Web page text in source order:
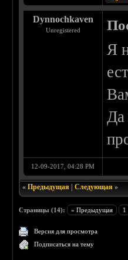
Dynnochkaven
Unregistered
Я
Да
12-09-2017, 04:28 PM
«Предыдущая |Следующая »
Страницы (14): « Предыдущая 1
Версия для просмотра
Подписаться на тему